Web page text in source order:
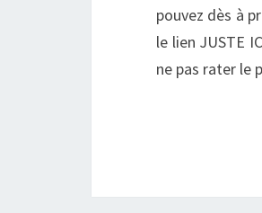
pouvez dès à
le lien JUSTE
ne pas rater le